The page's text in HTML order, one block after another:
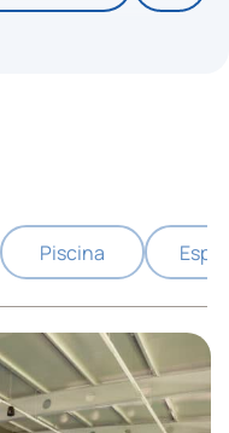
Piscina